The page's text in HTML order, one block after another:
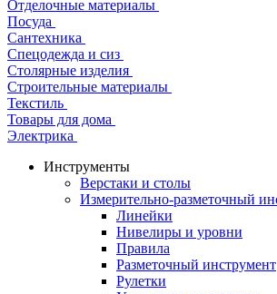
Отделочные материалы
Посуда
Сантехника
Спецодежда и сиз
Столярные изделия
Строительные материалы
Текстиль
Товары для дома
Электрика
Инструменты
Верстаки и столы
Измерительно-разметочный
Линейки
Нивелиры и уровни
Правила
Разметочный инструмент
Рулетки